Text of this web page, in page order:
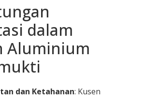
dalam
Aluminium
dan Ketahanan: Kusen